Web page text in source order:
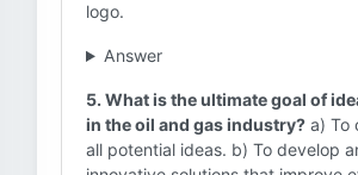
logo.
Answer
5. What is the ultimate goal of
in the oil and gas industry? a) To
all potential ideas. b) To develop